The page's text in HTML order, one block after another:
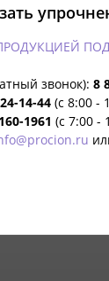
звонок): 8
14-44 (с 8:00 -
1961 (с 7:00 -